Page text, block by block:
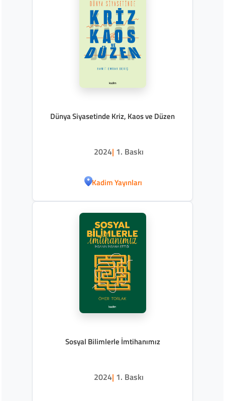
Dünya Siyasetinde Kriz, Kaos ve Düzen
2024| 1. Baskı
Kadim Yayınları
Sosyal Bilimlerle İmtihanımız
2024| 1. Baskı